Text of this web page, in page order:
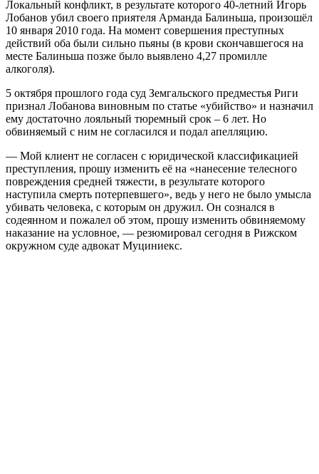
Локальный конфликт, в результате которого 40-летний Игорь
Лобанов убил своего приятеля Арманда Балиньша, произошёл
10 января 2010 года. На момент совершения преступных
действий оба были сильно пьяны (в крови скончавшегося на
месте Балиньша позже было выявлено 4,27 промилле
алкоголя).
5 октября прошлого года суд Земгальского предместья Риги
признал Лобанова виновным по статье «убийство» и назначил
ему достаточно лояльный тюремный срок – 6 лет. Но
обвиняемый с ним не согласился и подал апелляцию.
— Мой клиент не согласен с юридической классификацией
преступления, прошу изменить её на «нанесение телесного
повреждения средней тяжести, в результате которого
наступила смерть потерпевшего», ведь у него не было умысла
убивать человека, с которым он дружил. Он сознался в
содеянном и пожалел об этом, прошу изменить обвиняемому
наказание на условное, — резюмировал сегодня в Рижском
окружном суде адвокат Муциниекс.